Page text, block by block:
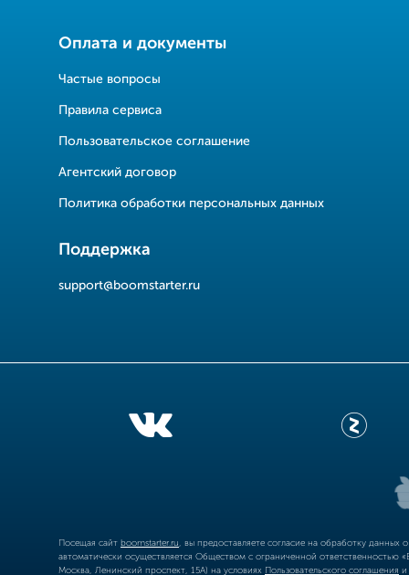
Оплата и документы
Частые вопросы
Правила сервиса
Пользовательское соглашение
Агентский договор
Политика обработки персональных данных
Поддержка
support@boomstarter.ru
Посещая сайт boomstarter.ru , вы предоставляете согласие на обработку
автоматически осуществляется Обществом с ограниченной
Москва, Ленинский проспект, 15А) на условиях Пользовательского соглашения и